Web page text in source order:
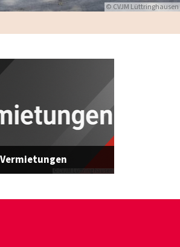
© CVJM Lüttringhausen
© CVJM Lüttringhausen
Vermietungen